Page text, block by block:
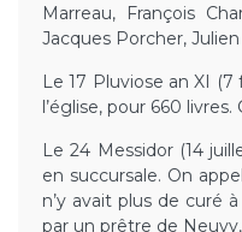
Marreau, François
Jacques Porcher,
Le 17 Pluviose an XI
l’église, pour 660
Le 24 Messidor (14
en succursale. On
n’y avait plus de curé
par un prêtre de